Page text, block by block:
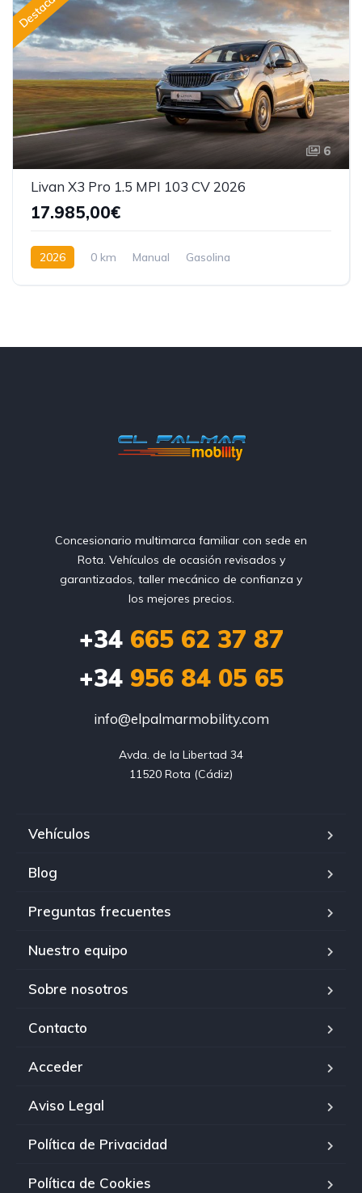
6
Livan X3 Pro 1.5 MPI 103 CV 2026
17.985,00€
2026 0 km Manual
Gasolina
Concesionario multimarca familiar con sede en
Rota. Vehículos de ocasión revisados y
garantizados, taller mecánico de confianza y
los mejores precios.
+34665 62 37 87
+34956 84 05 65
info@elpalmarmobility.com
Avda. de la Libertad 34
11520 Rota (Cádiz)
Vehículos
Blog
Preguntas frecuentes
Nuestro equipo
Sobre nosotros
Contacto
Acceder
Aviso Legal
Política de Privacidad
Política de Cookies